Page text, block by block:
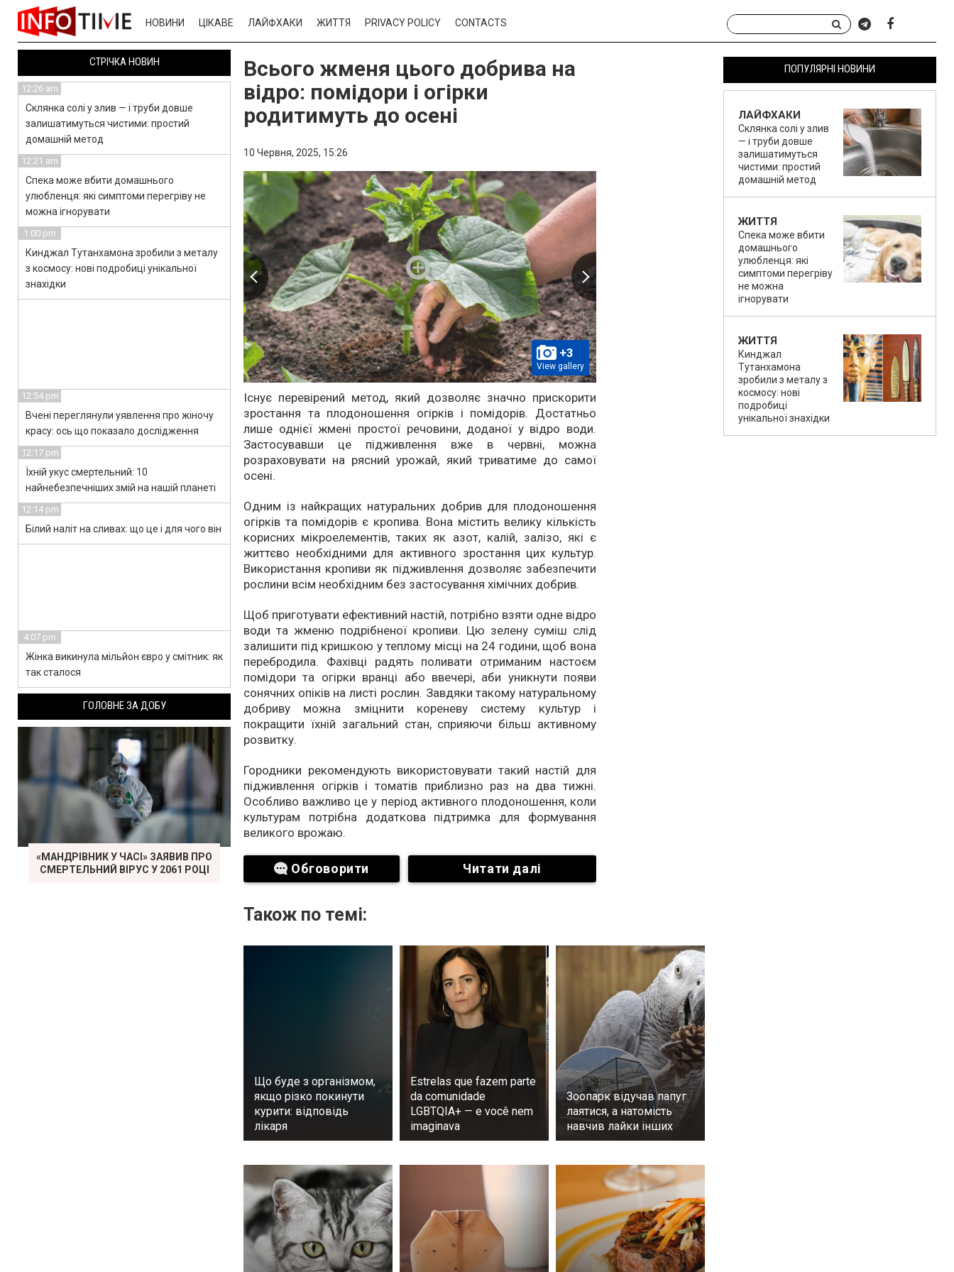
НОВИНИ ЦІКАВЕ ЛАЙФХАКИ ЖИТТЯ PRIVACY POLICY CONTACTS
Всього жменя цього добрива на
відро: помідори і огірки
родитимуть до осені
10 Червня, 2025, 15:26
+3
View gallery
Існує перевірений метод, який дозволяє значно прискорити
зростання та плодоношення огірків і помідорів. Достатньо
лише однієї жмені простої речовини, доданої у відро води.
Застосувавши це підживлення вже в червні, можна
розраховувати на рясний урожай, який триватиме до самої
осені.
Одним із найкращих натуральних добрив для плодоношення
огірків та помідорів є кропива. Вона містить велику кількість
корисних мікроелементів, таких як азот, калій, залізо, які є
життєво необхідними для активного зростання цих культур.
Використання кропиви як підживлення дозволяє забезпечити
рослини всім необхідним без застосування хімічних добрив.
Щоб приготувати ефективний настій, потрібно взяти одне відро
води та жменю подрібненої кропиви. Цю зелену суміш слід
залишити під кришкою у теплому місці на 24 години, щоб вона
перебродила. Фахівці радять поливати отриманим настоєм
помідори та огірки вранці або ввечері, аби уникнути появи
сонячних опіків на листі рослин. Завдяки такому натуральному
добриву можна зміцнити кореневу систему культур і
покращити їхній загальний стан, сприяючи більш активному
розвитку.
Городники рекомендують використовувати такий настій для
підживлення огірків і томатів приблизно раз на два тижні.
Особливо важливо це у період активного плодоношення, коли
культурам потрібна додаткова підтримка для формування
великого врожаю.
Обговорити Читати далі
Також по темі:
Що буде з організмом,
якщо різко покинути
курити: відповідь
лікаря
Estrelas que fazem parte
da comunidade
LGBTQIA+ — e você nem
imaginava
Зоопарк відучав папуг
лаятися, а натомість
навчив лайки інших
ПОПУЛЯРНІ НОВИНИ
ЛАЙФХАКИ
Склянка солі у злив
— і труби довше
залишатимуться
чистими: простий
домашній метод
ЖИТТЯ
Спека може вбити
домашнього
улюбленця: які
симптоми перегріву
не можна
ігнорувати
ЖИТТЯ
Кинджал
Тутанхамона
зробили з металу з
космосу: нові
подробиці
унікальної знахідки
СТРІЧКА НОВИН
12:26 am
Склянка солі у злив — і труби довше
залишатимуться чистими: простий
домашній метод
12:21 am
Спека може вбити домашнього
улюбленця: які симптоми перегріву не
можна ігнорувати
1:00 pm
Кинджал Тутанхамона зробили з металу
з космосу: нові подробиці унікальної
знахідки
12:54 pm
Вчені переглянули уявлення про жіночу
красу: ось що показало дослідження
12:17 pm
Їхній укус смертельний: 10
найнебезпечніших змій на нашій планеті
12:14 pm
Білий наліт на сливах: що це і для чого він
4:07 pm
Жінка викинула мільйон євро у смітник: як
так сталося
ГОЛОВНЕ ЗА ДОБУ
«МАНДРІВНИК У ЧАСІ» ЗАЯВИВ ПРО
СМЕРТЕЛЬНИЙ ВІРУС У 2061 РОЦІ